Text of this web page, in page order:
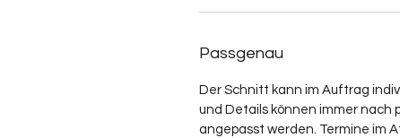
Passgenau
Der Schnitt kann im Auftrag
und Details können immer nach
angepasst werden. Termine im